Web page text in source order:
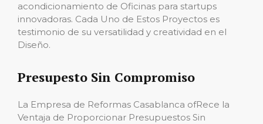
acondicionamiento de Oficinas para startups
innovadoras. Cada Uno de Estos Proyectos es
testimonio de su versatilidad y creatividad en el
Diseño.
Presupesto Sin Compromiso
La Empresa de Reformas Casablanca ofRece la
Ventaja de Proporcionar Presupuestos Sin